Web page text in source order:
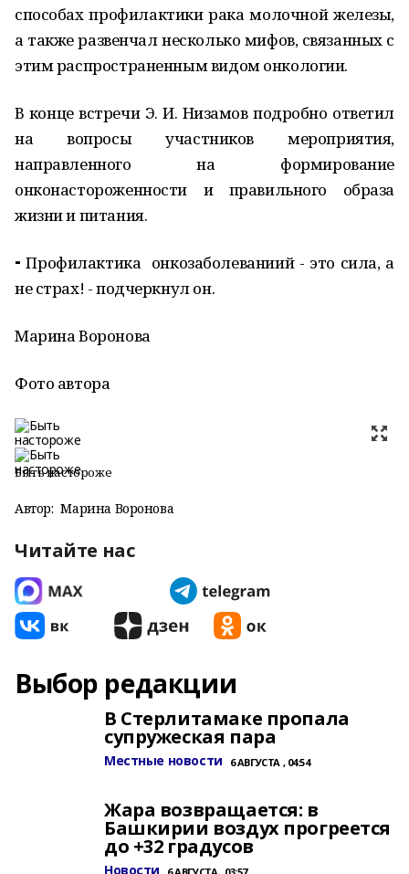
способах профилактики рака молочной железы,
а также развенчал несколько мифов, связанных с
этим распространенным видом онкологии.
В конце встречи Э. И. Низамов подробно ответил
на вопросы участников мероприятия,
направленного на формирование
онконастороженности и правильного образа
жизни и питания.
⁃ Профилактика онкозаболеваниий - это сила, а
не страх! - подчеркнул он.
Марина Воронова
Фото автора
Быть настороже
Автор: Марина Воронова
Читайте нас
Выбор редакции
В Стерлитамаке пропала
супружеская пара
Местные новости 6 АВГУСТА , 04:54
Жара возвращается: в
Башкирии воздух прогреется
до +32 градусов
Новости